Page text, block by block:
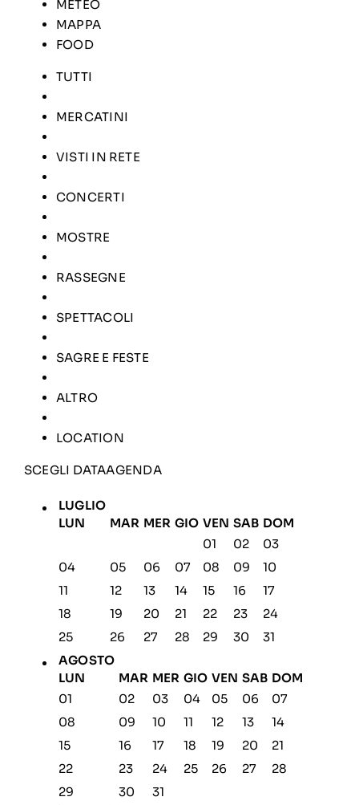
METEO
MAPPA
FOOD
TUTTI
MERCATINI
VISTI IN RETE
CONCERTI
MOSTRE
RASSEGNE
SPETTACOLI
SAGRE E FESTE
ALTRO
LOCATION
SCEGLI DATAAGENDA
LUGLIO
LUN
MAR MER GIO VEN SAB DOM
01
02
03
04
05 06 07 08 09
10
11
12 13 14 15 16
17
18
19 20 21 22 23
24
25
26 27 28 29 30
31
AGOSTO
LUN
MAR MER GIO VEN SAB DOM
01
02 03 04 05 06
07
08
09 10 11 12 13
14
15
16 17 18 19 20
21
22
23 24 25 26 27
28
29
30
31